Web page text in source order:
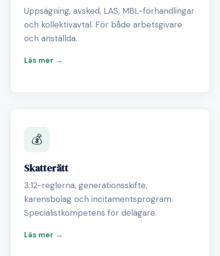
Uppsägning, avsked, LAS, MBL-förhandlingar
och kollektivavtal. För både arbetsgivare
och anställda.
Läs mer →
💰
Skatterätt
3:12-reglerna, generationsskifte,
karensbolag och incitamentsprogram.
Specialistkompetens för delägare.
Läs mer →